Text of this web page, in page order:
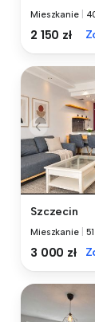
Mieszkanie
2 150 zł
Szczecin
Mieszkanie
3 000 zł